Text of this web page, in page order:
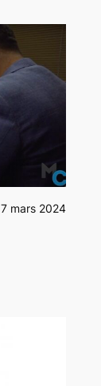
7 mars 2024